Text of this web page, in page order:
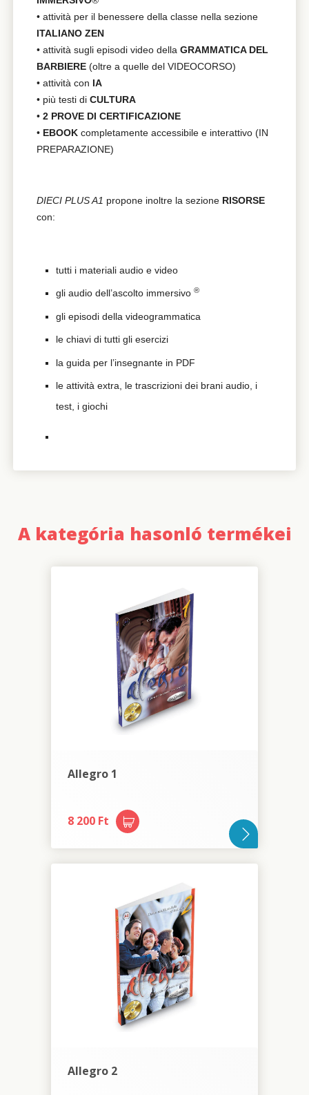
• attività per il benessere della classe nella sezione
ITALIANO ZEN
• attività sugli episodi video della GRAMMATICA DEL
BARBIERE(oltre a quelle del VIDEOCORSO)
• attività con IA
• più testi di CULTURA
•2 PROVE DI CERTIFICAZIONE
• EBOOKcompletamente accessibile e interattivo (IN
PREPARAZIONE)
DIECI PLUS A1 propone inoltre la sezione RISORSE
con:
tutti i materiali audio e video
gli audio dell’ascolto immersivo ®️
gli episodi della videogrammatica
le chiavi di tutti gli esercizi
la guida per l’insegnante in PDF
le attività extra, le trascrizioni dei brani audio, i
test, i giochi
A kategória hasonló termékei
Allegro 1
8 200 Ft
Allegro 2